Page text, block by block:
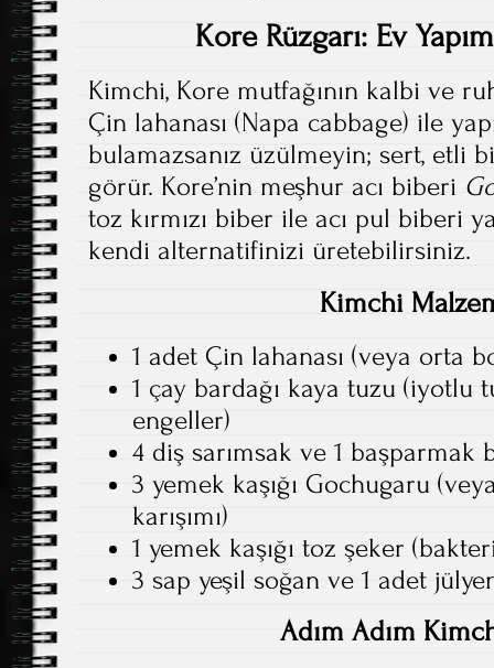
Kore Rüzgarı: Ev
Kimchi, Kore mutfağının kalbi ve
Çin lahanası (Napa cabbage) ile
bulamazsanız üzülmeyin; sert, etli
görür. Kore’nin meşhur acı biberi
toz kırmızı biber ile acı pul biberi
kendi alternatifinizi üretebilirsiniz.
Kimchi
1 adet Çin lahanası (veya orta
1 çay bardağı kaya tuzu (iyotlu
engeller)
4 diş sarımsak ve 1 başparmak
3 yemek kaşığı Gochugaru
karışımı)
1 yemek kaşığı toz şeker
3 sap yeşil soğan ve 1 adet
Adım Adım